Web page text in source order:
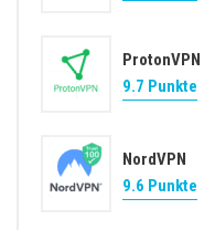
ProtonVPN
9.7 Punkte
NordVPN
9.6 Punkte